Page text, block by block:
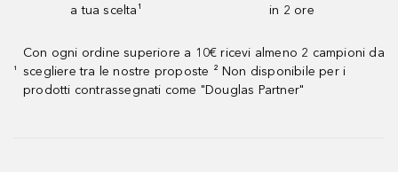
a tua scelta¹
in 2 ore
¹
Con ogni ordine superiore a 10€ ricevi almeno 2 campioni da
scegliere tra le nostre proposte ² Non disponibile per i
prodotti contrassegnati come "Douglas Partner"